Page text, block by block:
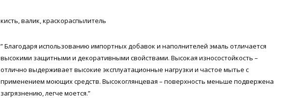
кисть, валик, краскораспылитель
” Благодаря использованию импортных добавок и наполнителей эмаль отличается
высокими защитными и декоративными свойствами. Высокая износостойкость –
отлично выдерживает высокие эксплуатационные нагрузки и частое мытье с
применением моющих средств. Высокоглянцевая – поверхность меньше подвержена
загрязнению, легче моется.”